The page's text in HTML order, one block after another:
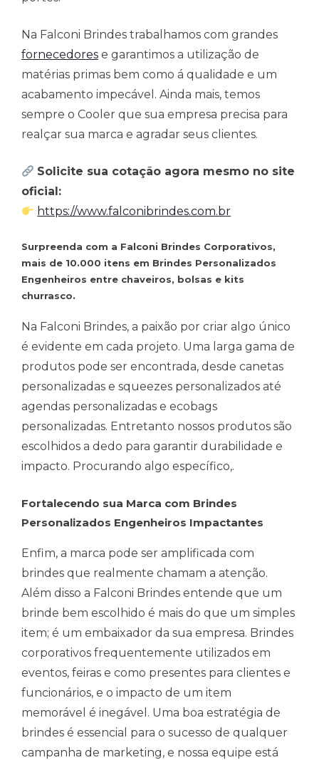
Na Falconi Brindes trabalhamos com grandes
fornecedores e garantimos a utilização de
matérias primas bem como á qualidade e um
acabamento impecável. Ainda mais, temos
sempre o Cooler que sua empresa precisa para
realçar sua marca e agradar seus clientes.
Solicite sua cotação agora mesmo no site
oficial:
https://www.falconibrindes.com.br
Surpreenda com a Falconi Brindes Corporativos,
mais de 10.000 itens em Brindes Personalizados
Engenheiros entre chaveiros, bolsas e kits
churrasco.
Na Falconi Brindes, a paixão por criar algo único
é evidente em cada projeto. Uma larga gama de
produtos pode ser encontrada, desde canetas
personalizadas e squeezes personalizados até
agendas personalizadas e ecobags
personalizadas. Entretanto nossos produtos são
escolhidos a dedo para garantir durabilidade e
impacto. Procurando algo específico,.
Fortalecendo sua Marca com Brindes
Personalizados Engenheiros Impactantes
Enfim, a marca pode ser amplificada com
brindes que realmente chamam a atenção.
Além disso a Falconi Brindes entende que um
brinde bem escolhido é mais do que um simples
item; é um embaixador da sua empresa. Brindes
corporativos frequentemente utilizados em
eventos, feiras e como presentes para clientes e
funcionários, e o impacto de um item
memorável é inegável. Uma boa estratégia de
brindes é essencial para o sucesso de qualquer
campanha de marketing, e nossa equipe está